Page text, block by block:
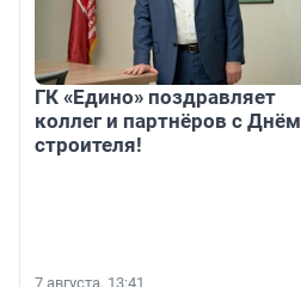
ГК «Едино» поздравляет
коллег и партнёров с Днём
строителя!
7 августа, 13:41